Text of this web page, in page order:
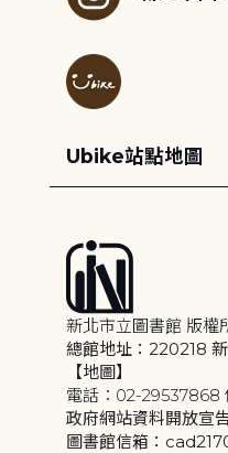
Ubike站點地圖
新北市立圖書館 版權
總館地址：220218
【地圖】
電話：02-29537868
政府網站資料開放宣
圖書館信箱：